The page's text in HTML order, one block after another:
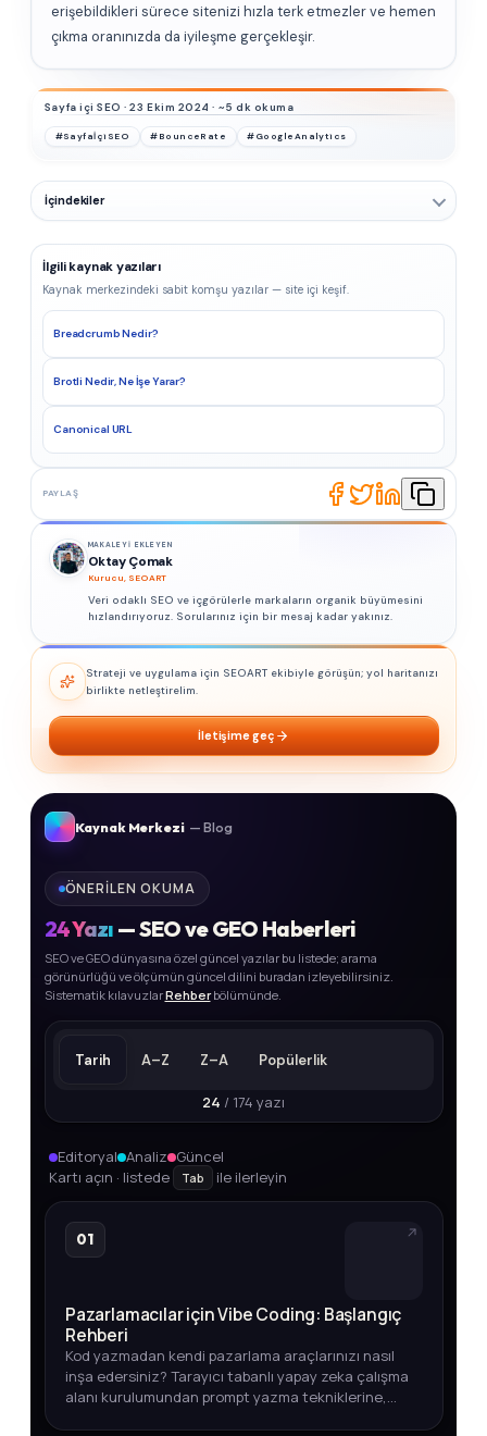
erişebildikleri sürece sitenizi hızla terk etmezler ve hemen
çıkma oranınızda da iyileşme gerçekleşir.
Sayfa içi SEO · 23 Ekim 2024 · ~5 dk okuma
#SayfaİçiSEO #BounceRate #GoogleAnalytics
İçindekiler
İlgili kaynak yazıları
Kaynak merkezindeki sabit komşu yazılar — site içi keşif.
Breadcrumb Nedir?
Brotli Nedir, Ne İşe Yarar?
Canonical URL
PAYLAŞ
MAKALEYI EKLEYEN
Oktay Çomak
Kurucu, SEOART
Veri odaklı SEO ve içgörülerle markaların organik büyümesini
hızlandırıyoruz. Sorularınız için bir mesaj kadar yakınız.
Strateji ve uygulama için SEOART ekibiyle görüşün; yol haritanızı
birlikte netleştirelim.
İletişime geç
Kaynak Merkezi — Blog
ÖNERILEN OKUMA
24Yazı — SEO ve GEO Haberleri
SEO ve GEO dünyasına özel güncel yazılar bu listede; arama
görünürlüğü ve ölçümün güncel dilini buradan izleyebilirsiniz.
Sistematik kılavuzlarRehber bölümünde.
Tarih A–Z Z–A Popülerlik
24 / 174 yazı
Editoryal Analiz Güncel
Kartı açın · listede
Tab ile ilerleyin
01
Pazarlamacılar için Vibe Coding: Başlangıç
Rehberi
Kod yazmadan kendi pazarlama araçlarınızı nasıl
inşa edersiniz? Tarayıcı tabanlı yapay zeka çalışma
alanı kurulumundan prompt yazma tekniklerine,